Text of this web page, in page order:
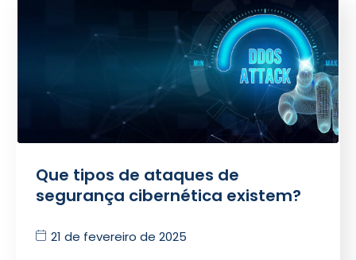
Que tipos de ataques de
segurança cibernética existem?
21 de fevereiro de 2025